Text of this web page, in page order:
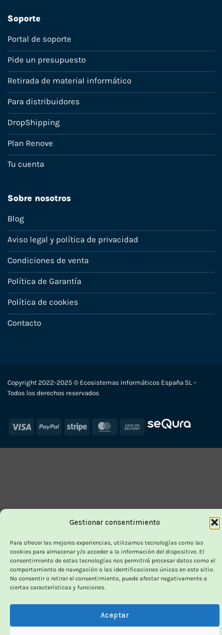
Gestionar consentimiento
Para ofrecer las mejores experiencias, utilizamos tecnologías como las
cookies para almacenar y/o acceder a la información del dispositivo. El
consentimiento de estas tecnologías nos permitirá procesar datos como el
comportamiento de navegación o las identificaciones únicas en este sitio.
No consentir o retirar el consentimiento, puede afectar negativamente a
ciertas características y funciones.
Aceptar
Soporte
Portal de soporte
Pide un presupuesto
Retirada de material informático
Para distribuidores
DropShipping
Plan Renove
Tu cuenta
Sobre nosotros
Blog
Aviso legal y política de privacidad
Condiciones de venta
Política de Garantía
Política de cookies
Contacto
Copyright 2022-2025 © Ecosistemas Informáticos España SL –
Todos los derechos reservados
Visa PayPal Stripe MasterCard
Cash